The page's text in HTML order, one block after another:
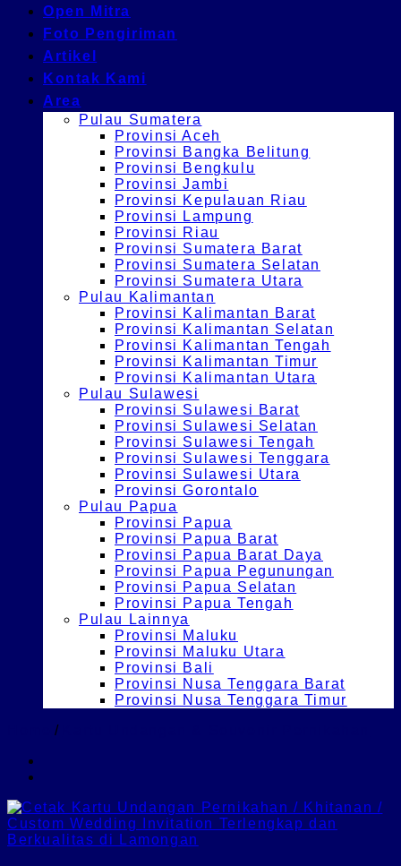
Open Mitra
Foto Pengiriman
Artikel
Kontak Kami
Area
Pulau Sumatera
Provinsi Aceh
Provinsi Bangka Belitung
Provinsi Bengkulu
Provinsi Jambi
Provinsi Kepulauan Riau
Provinsi Lampung
Provinsi Riau
Provinsi Sumatera Barat
Provinsi Sumatera Selatan
Provinsi Sumatera Utara
Pulau Kalimantan
Provinsi Kalimantan Barat
Provinsi Kalimantan Selatan
Provinsi Kalimantan Tengah
Provinsi Kalimantan Timur
Provinsi Kalimantan Utara
Pulau Sulawesi
Provinsi Sulawesi Barat
Provinsi Sulawesi Selatan
Provinsi Sulawesi Tengah
Provinsi Sulawesi Tenggara
Provinsi Sulawesi Utara
Provinsi Gorontalo
Pulau Papua
Provinsi Papua
Provinsi Papua Barat
Provinsi Papua Barat Daya
Provinsi Papua Pegunungan
Provinsi Papua Selatan
Provinsi Papua Tengah
Pulau Lainnya
Provinsi Maluku
Provinsi Maluku Utara
Provinsi Bali
Provinsi Nusa Tenggara Barat
Provinsi Nusa Tenggara Timur
/